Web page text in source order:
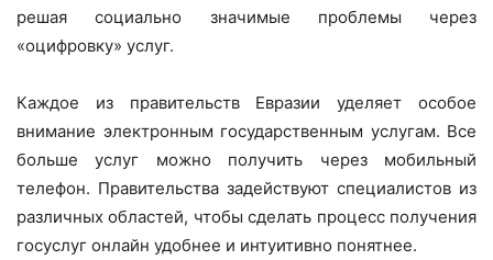
решая социально значимые проблемы через
«оцифровку» услуг.
Каждое из правительств Евразии уделяет особое
внимание электронным государственным услугам. Все
больше услуг можно получить через мобильный
телефон. Правительства задействуют специалистов из
различных областей, чтобы сделать процесс получения
госуслуг онлайн удобнее и интуитивно понятнее.